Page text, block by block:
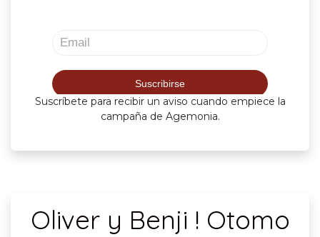
Suscríbete para recibir un aviso cuando empiece la
campaña de Agemonia.
Oliver y Benji ! Otomo